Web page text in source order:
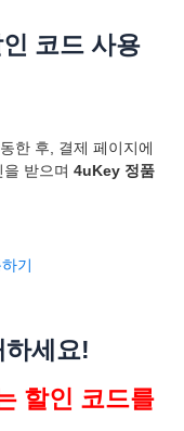
코드 사용
한 후, 결제 페이지에
받으며 4uKey 정품
기
하세요!
할인 코드를